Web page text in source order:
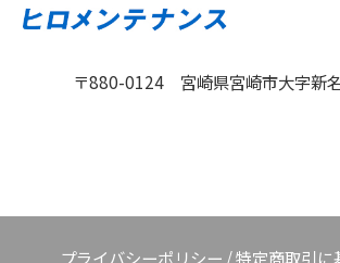
〒880-0124 宮崎県宮崎市大字新
プライバシーポリシー /特定商取引に